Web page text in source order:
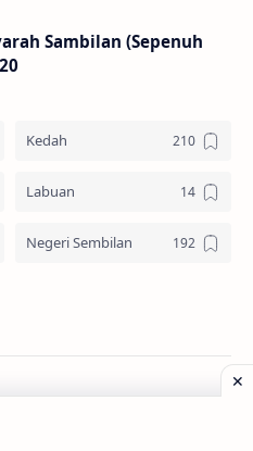
Sambilan (Sepenuh
Kedah
Labuan
Negeri Sembilan
Sabah